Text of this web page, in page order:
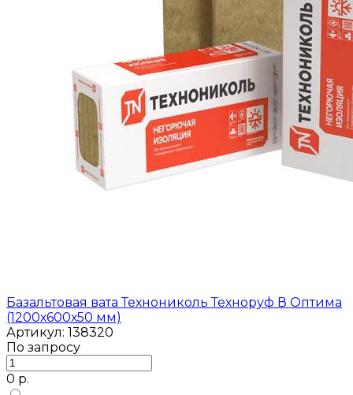
Базальтовая вата Технониколь Техноруф В Оптима
(1200х600х50 мм)
Артикул: 138320
По запросу
0 р.